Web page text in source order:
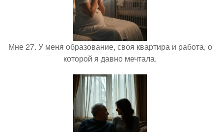
Мне 27. У меня образование, своя квартира и работа, о
которой я давно мечтала.